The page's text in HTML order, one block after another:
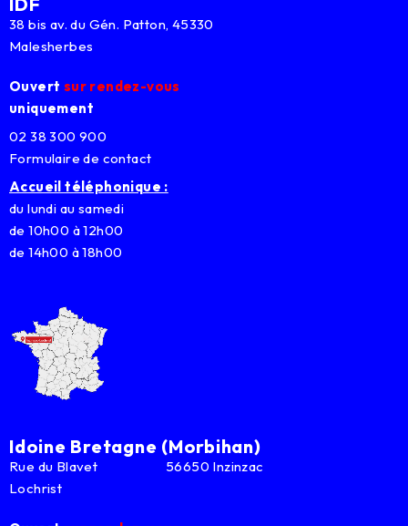
38 bis av. du Gén. Patton, 45330
Malesherbes
Ouvert sur rendez-vous
uniquement
02 38 300 900
Formulaire de contact
Accueil téléphonique :
du lundi au samedi
de 10h00 à 12h00
de 14h00 à 18h00
Idoine Bretagne (Morbihan)
Rue du Blavet 56650 Inzinzac
Lochrist